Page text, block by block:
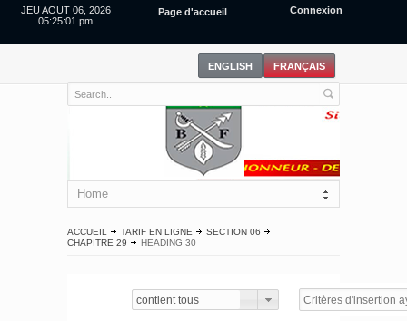
JEU AOUT 06, 2026
05:25:02 pm
Page d'accueil Connexion
Home
ACCUEIL TARIF EN LIGNE
SECTION 06
CHAPITRE 29
HEADING 30
contient tous